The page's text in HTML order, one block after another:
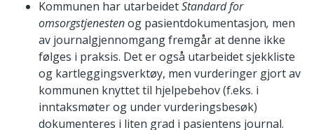
Kommunen har utarbeidetStandard for
omsorgstjenestenog pasientdokumentasjon, men
av journalgjennomgang fremgår at denne ikke
følges i praksis. Det er også utarbeidet sjekkliste
og kartleggingsverktøy, men vurderinger gjort av
kommunen knyttet til hjelpebehov (f.eks. i
inntaksmøter og under vurderingsbesøk)
dokumenteres i liten grad i pasientens journal.